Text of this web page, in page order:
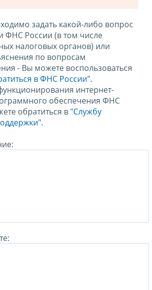
задать какой-либо вопрос
ФНС России (в том числе
налоговых органов) или
по вопросам
- Вы можете воспользоваться
в ФНС России".
интернет-
обеспечения ФНС
обратиться в "Службу